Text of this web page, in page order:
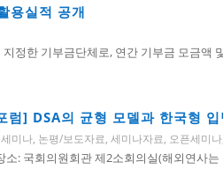
용실적 공개
정한 기부금단체로, 연간 기부금 모금액
럼] DSA의 균형 모델과 한국형
미나, 논평/보도자료,세미나자료, 오픈세미나
소: 국회의원회관 제2소회의실(해외연사는